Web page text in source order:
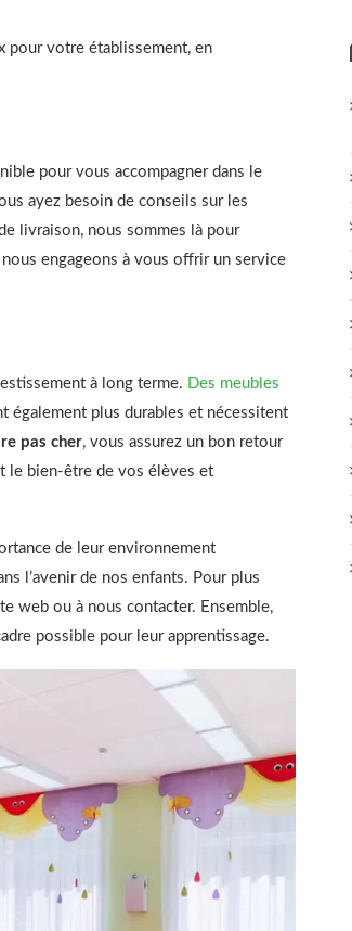
pour votre établissement, en
pour vous accompagner dans le
ayez besoin de conseils sur les
livraison, nous sommes là pour
engageons à vous offrir un service
à long terme. Des meubles
également plus durables et nécessitent
pas cher, vous assurez un bon retour
le bien-être de vos élèves et
de leur environnement
l’avenir de nos enfants. Pour plus
web ou à nous contacter. Ensemble,
possible pour leur apprentissage.